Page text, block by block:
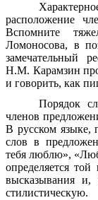
расположение
Вспомните
Ломоносова, в
замечательный
Н.М. Карамзин
и говорить, как
Порядок
членов
В русском языке,
слов в
тебя люблю»,
определяется
высказывания и,
стилистическую.